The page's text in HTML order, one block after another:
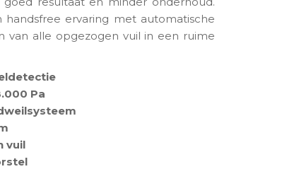
handsfree ervaring met automatische
van alle opgezogen vuil in een ruime
Pa
vuil